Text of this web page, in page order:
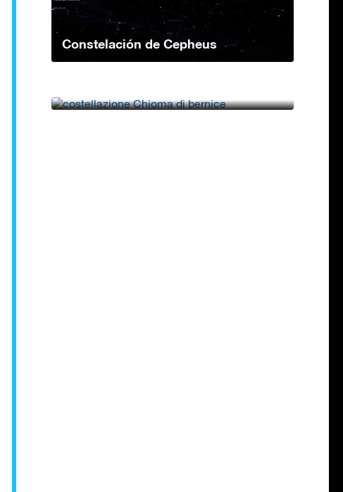
Constelación de Cepheus